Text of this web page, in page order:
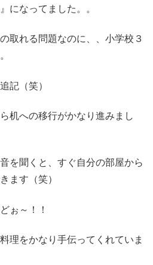
になってました。。
取れる問題なのに、、小学校３
記（笑）
机への移行がかなり進みまし
を聞くと、すぐ自分の部屋から
ます（笑）
ぉ～！！
理をかなり手伝ってくれていま